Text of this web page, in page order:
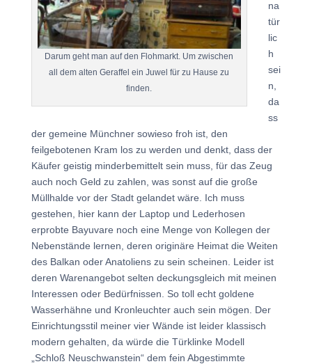
Darum geht man auf den Flohmarkt. Um zwischen
all dem alten Geraffel ein Juwel für zu Hause zu
finden.
na
tür
lic
h
sei
n,
da
ss
der gemeine Münchner sowieso froh ist, den
feilgebotenen Kram los zu werden und denkt, dass der
Käufer geistig minderbemittelt sein muss, für das Zeug
auch noch Geld zu zahlen, was sonst auf die große
Müllhalde vor der Stadt gelandet wäre. Ich muss
gestehen, hier kann der Laptop und Lederhosen
erprobte Bayuvare noch eine Menge von Kollegen der
Nebenstände lernen, deren originäre Heimat die Weiten
des Balkan oder Anatoliens zu sein scheinen. Leider ist
deren Warenangebot selten deckungsgleich mit meinen
Interessen oder Bedürfnissen. So toll echt goldene
Wasserhähne und Kronleuchter auch sein mögen. Der
Einrichtungsstil meiner vier Wände ist leider klassisch
modern gehalten, da würde die Türklinke Modell
„Schloß Neuschwanstein“ dem fein Abgestimmte